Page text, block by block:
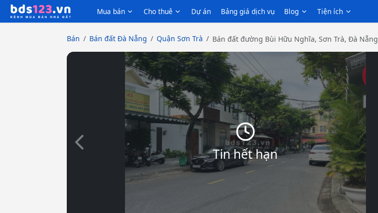
Mua bán Cho thuê Dự án Bảng giá dịch vụ Blog Tiện ích
Bán Bán đất Đà Nẵng Quận Sơn Trà Bán đất đường Bùi Hữu Nghĩa, Sơn Trà, Đà Nẵng
Tin hết hạn
Slide trước